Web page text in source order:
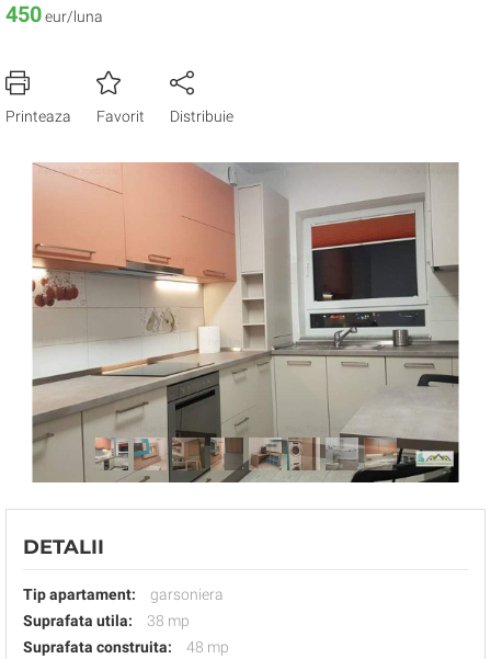
450eur/luna
Printeaza Favorit Distribuie
DETALII
Tip apartament:
garsoniera
Suprafata utila:
38 mp
Suprafata construita:
48 mp